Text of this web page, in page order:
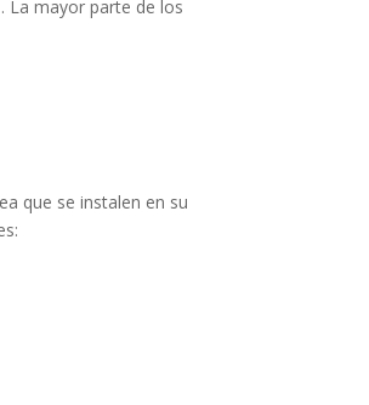
La mayor parte de los
que se instalen en su